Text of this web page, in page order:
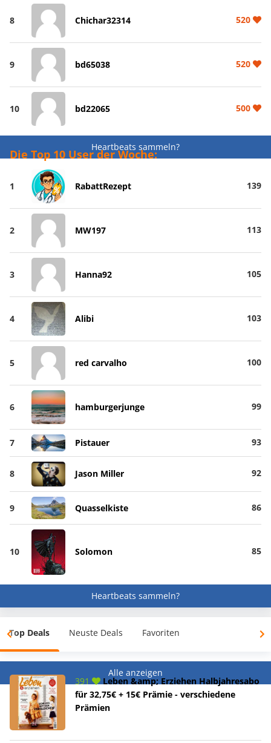
8 Chichar32314 520
9 bd65038 520
10 bd22065 500
Heartbeats sammeln?
Die Top 10 User der Woche:
1 RabattRezept 139
2 MW197 113
3 Hanna92 105
4 Alibi 103
5 red carvalho 100
6 hamburgerjunge 99
7 Pistauer 93
8 Jason Miller 92
9 Quasselkiste 86
10 Solomon 85
Heartbeats sammeln?
Top Deals Neuste Deals Favoriten
Alle anzeigen
391
Leben &amp; Erziehen Halbjahresabo
für 32,75€ + 15€ Prämie - verschiedene
Prämien